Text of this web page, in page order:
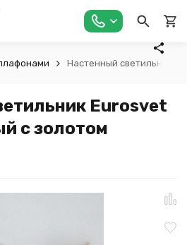
Настенный светильник
Eurosvet
с золотом